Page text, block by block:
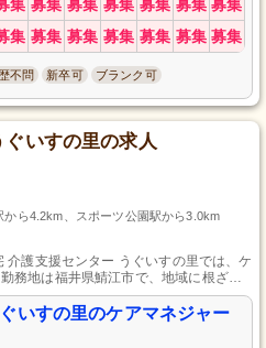
集 募集 募集 募集 募集 募集 募集
集 募集 募集 募集 募集 募集 募集
不問 新卒可 ブランク可
いすの里の求人
ら4.2km、スポーツ公園駅から3.0km
護支援センター うぐいすの里では、ケ
務地は福井県鯖江市で、地域に根ざし
地域の皆様の生活をより豊かにするお
正社員です。詳細はお気軽にお問い合
お待ちしております。
いすの里のケアマネジャー